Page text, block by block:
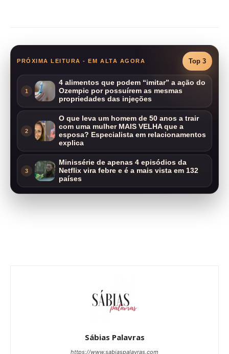
PRÓXIMA LEITURA - EM ALTA AGORA Top 3
1
4 alimentos que podem “imitar” a ação do
Ozempic por possuírem as mesmas
propriedades das injeções
2
O que leva um homem de 50 anos a trair
com uma mulher MAIS VELHA que a
esposa? Especialista em relacionamentos
explica
3
Minissérie de apenas 4 episódios da
Netflix vira febre e é a mais vista em 132
países
Sábias Palavras
https://www.sabiaspalavras.com